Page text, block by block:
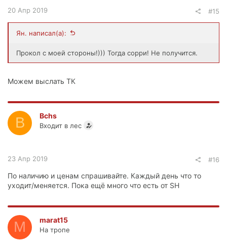
20 Апр 2019 #15
Ян. написал(а):
Прокол с моей стороны!))) Тогда сорри! Не получится.
Можем выслать ТК
B Bchs
Входит в лес
23 Апр 2019 #16
По наличию и ценам спрашивайте. Каждый день что то
уходит/меняется. Пока ещё много что есть от SH
M marat15
На тропе